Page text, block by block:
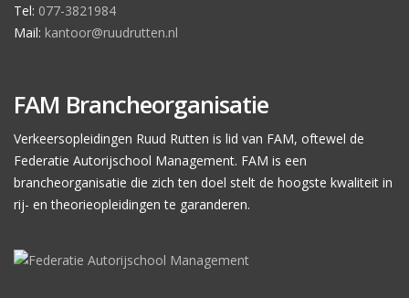
Tel: 077-3821984
Mail: kantoor@ruudrutten.nl
FAM Brancheorganisatie
Verkeersopleidingen Ruud Rutten is lid van FAM, oftewel de
Federatie Autorijschool Management. FAM is een
brancheorganisatie die zich ten doel stelt de hoogste kwaliteit in
rij- en theorieopleidingen te garanderen.